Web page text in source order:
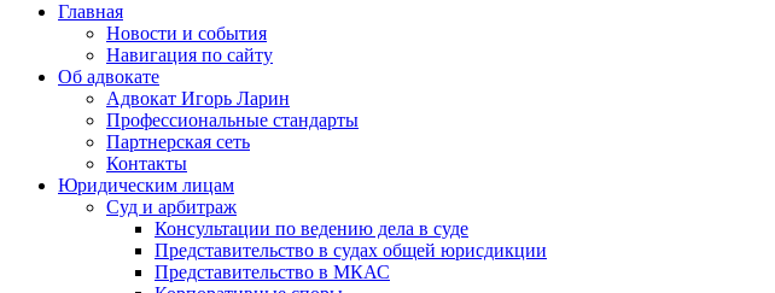
Главная
Новости и события
Навигация по сайту
Об адвокате
Адвокат Игорь Ларин
Профессиональные стандарты
Партнерская сеть
Контакты
Юридическим лицам
Суд и арбитраж
Консультации по ведению дела в суде
Представительство в судах общей юрисдикции
Представительство в МКАС